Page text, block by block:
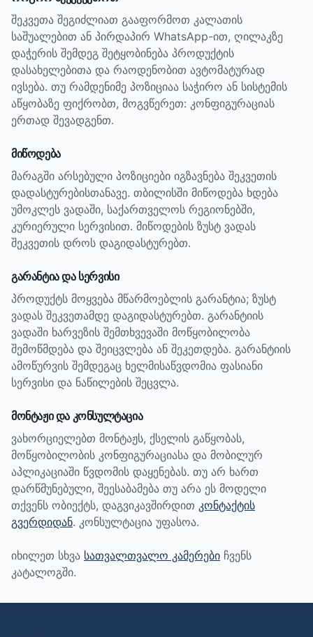
შეკვეთა შეგიძლიათ გააფორმოთ კალათის
საშუალებით ან პირდაპირ WhatsApp-ით, ღილაკზე
დაჭერის შემდეგ შეტყობინება პროდუქტის
დასახელებითა და რაოდენობით ავტომატურად
ივსება. თუ რამდენიმე პოზიციაა საჭირო ან სისტემის
აწყობაზე ფიქრობთ, მოგვწერეთ: კონფიგურაციას
ერთად შევადგენთ.
მიწოდება
მარაგში არსებული პოზიციები იგზავნება შეკვეთის
დადასტურებისთანავე. თბილისში მიწოდება ხდება
უმოკლეს ვადაში, საქართველოს რეგიონებში,
კურიერული სერვისით. მიწოდების ზუსტ ვადას
შეკვეთის დროს დაგიდასტურებთ.
გარანტია და სერვისი
პროდუქტს მოყვება მწარმოებლის გარანტია; ზუსტ
ვადას შეკვეთამდე დაგიდასტურებთ. გარანტიის
ვადაში ხარვეზის შემთხვევაში მოწყობილობა
შემოწმდება და შეიცვლება ან შეკეთდება. გარანტიის
ამოწურვის შემდეგაც ხელმისაწვდომია ფასიანი
სერვისი და ნაწილების შეცვლა.
მონტაჟი და კონსულტაცია
ვახორციელებთ მონტაჟს, ქსელის გაწყობას,
მოწყობილობის კონფიგურაციასა და მობილურ
აპლიკაციაში წვდომის დაყენებას. თუ არ ხართ
დარწმუნებული, შეესაბამება თუ არა ეს მოდელი
თქვენს ობიექტს, დაგვიკავშირდით კონტაქტის
გვერდიდან. კონსულტაცია უფასოა.
იხილეთ სხვა სათვალთვალო კამერები ჩვენს
კატალოგში.